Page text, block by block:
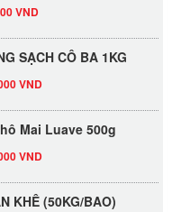
VND
SẠCH CÔ BA 1KG
VND
Mai Luave 500g
VND
KHÊ (50KG/BAO)